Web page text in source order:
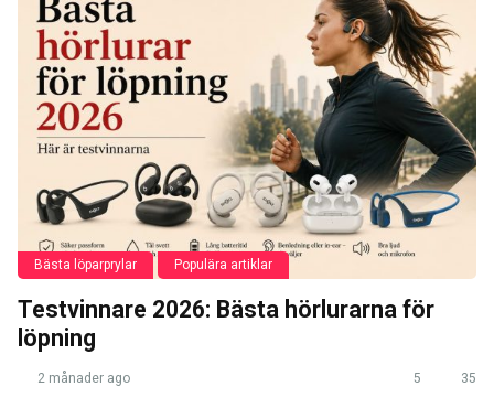
Bästa löparprylar Populära artiklar
Testvinnare 2026: Bästa hörlurarna för
löpning
2 månader ago 5 35